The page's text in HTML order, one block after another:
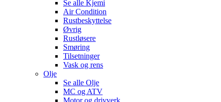
Se alle Kjemi
Air Condition
Rustbeskyttelse
Øvrig
Rustløsere
Smøring
Tilsetninger
Vask og rens
Olje
Se alle Olje
MC og ATV
Motor og drivverk